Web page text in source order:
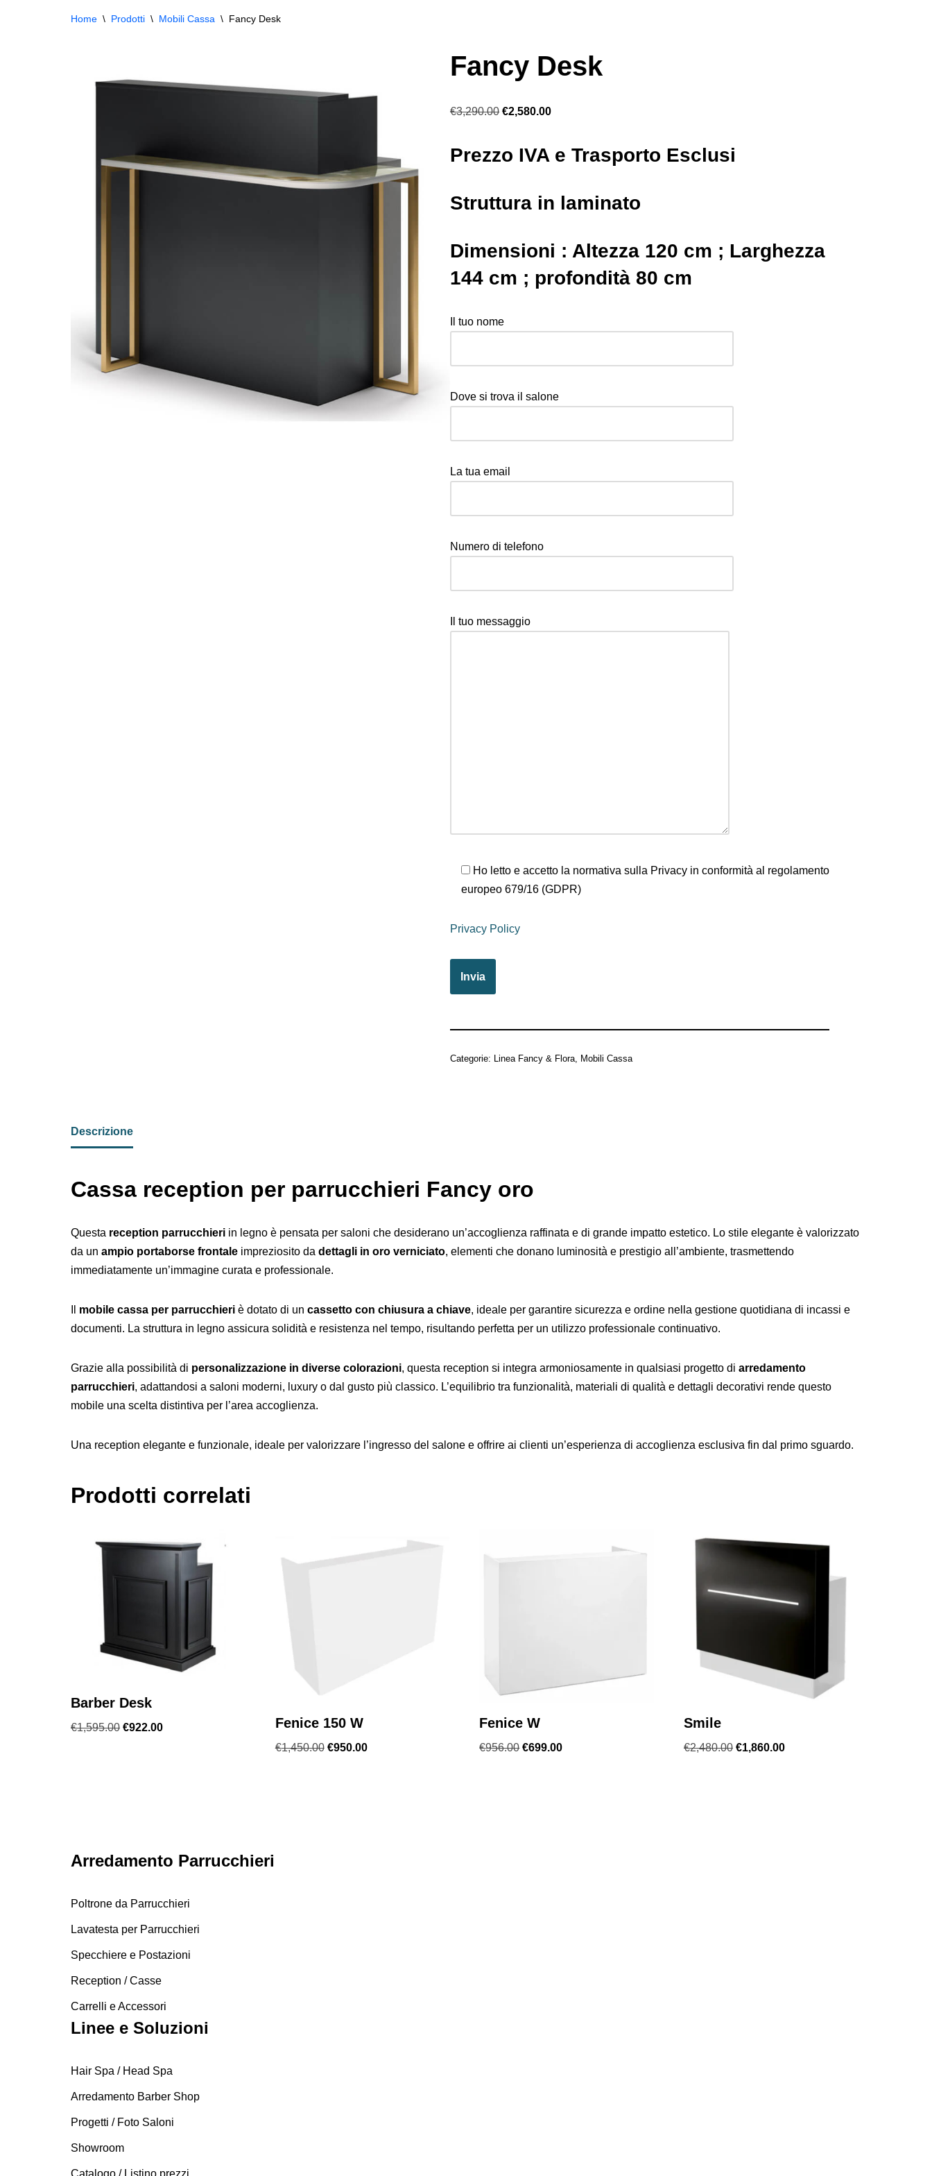
Home \ Prodotti \ Mobili Cassa \ Fancy Desk
Fancy Desk
€3,290.00 €2,580.00
Prezzo IVA e Trasporto Esclusi
Struttura in laminato
Dimensioni : Altezza 120 cm ; Larghezza
144 cm ; profondità 80 cm
Il tuo nome
Dove si trova il salone
La tua email
Numero di telefono
Il tuo messaggio
Ho letto e accetto la normativa sulla Privacy in conformità al regolamento
europeo 679/16 (GDPR)
Privacy Policy
Categorie: Linea Fancy & Flora, Mobili Cassa
Descrizione
Cassa reception per parrucchieri Fancy oro
Questa reception parrucchieri in legno è pensata per saloni che desiderano un’accoglienza raffinata e di grande impatto estetico. Lo stile elegante è valorizzato
da un ampio portaborse frontale impreziosito da dettagli in oro verniciato, elementi che donano luminosità e prestigio all’ambiente, trasmettendo
immediatamente un’immagine curata e professionale.
mobile cassa per parrucchieri è dotato di un cassetto con chiusura a chiave, ideale per garantire sicurezza e ordine nella gestione quotidiana di incassi e
documenti. La struttura in legno assicura solidità e resistenza nel tempo, risultando perfetta per un utilizzo professionale continuativo.
Grazie alla possibilità di personalizzazione in diverse colorazioni, questa reception si integra armoniosamente in qualsiasi progetto di arredamento
parrucchieri, adattandosi a saloni moderni, luxury o dal gusto più classico. L’equilibrio tra funzionalità, materiali di qualità e dettagli decorativi rende questo
mobile una scelta distintiva per l’area accoglienza.
Una reception elegante e funzionale, ideale per valorizzare l’ingresso del salone e offrire ai clienti un’esperienza di accoglienza esclusiva fin dal primo sguardo.
Prodotti correlati
Barber Desk
€1,595.00 €922.00 Fenice 150 W
€1,450.00 €950.00
Fenice W
€956.00 €699.00
Smile
€2,480.00 €1,860.00
Arredamento Parrucchieri
Poltrone da Parrucchieri
Lavatesta per Parrucchieri
Specchiere e Postazioni
Reception / Casse
Carrelli e Accessori
Linee e Soluzioni
Hair Spa / Head Spa
Arredamento Barber Shop
Progetti / Foto Saloni
Showroom